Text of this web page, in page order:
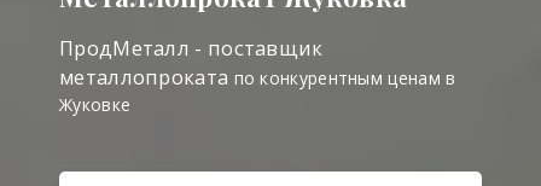
ПродМеталл - поставщик
металлопроката по конкурентным ценам в
Жуковке